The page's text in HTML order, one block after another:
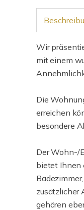
Wir
mit einem
Die
erreichen
besondere
Der Wohn-/
bietet Ihnen
zusätzlicher
gehören